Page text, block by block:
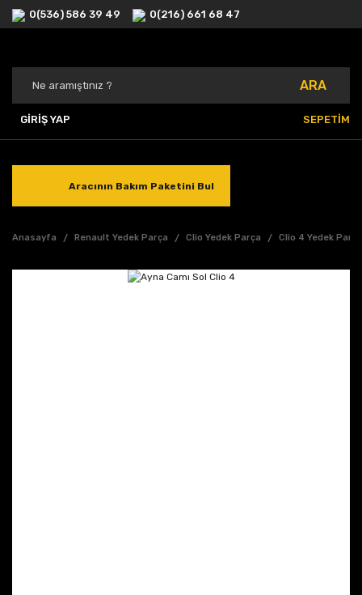
0(536) 586 39 49 0(216) 661 68 47
ARA
GİRİŞ YAP SEPETİM
Aracının Bakım Paketini Bul
Anasayfa Renault Yedek Parça Clio Yedek Parça Clio 4 Yedek